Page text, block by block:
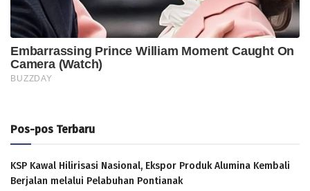
Pos-pos Terbaru
KSP Kawal Hilirisasi Nasional, Ekspor Produk Alumina Kembali
Berjalan melalui Pelabuhan Pontianak